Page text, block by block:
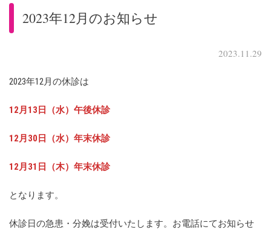
2023年12月のお知らせ
2023.11.29
2023年12月の休診は
12月13日（水）午後休診
12月30日（水）年末休診
12月31日（木）年末休診
となります。
休診日の急患・分娩は受付いたします。お電話にてお知らせ